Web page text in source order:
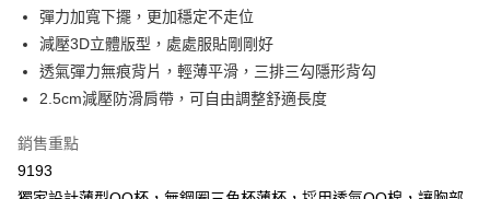
全盈+PAY
大哥付你分期
相關說明
1.本服務由台灣大哥大提供，台灣大哥大用戶可立即使用無須另外申請。
2.付款方式選擇「大哥付你分期」，訂單成立後會自動跳轉到大哥付的交易
流程，驗證手機門號後，選擇欲分期的期數、繳款截止日，確認付款後即完
成交易。
彈力加寬下擺，更加穩定不走位
減壓3D立體版型，處處服貼剛剛好
透氣彈力無痕背片，輕薄平滑，三排三勾隱形背勾
2.5cm減壓防滑肩帶，可自由調整舒適長度
銷售重點
9193